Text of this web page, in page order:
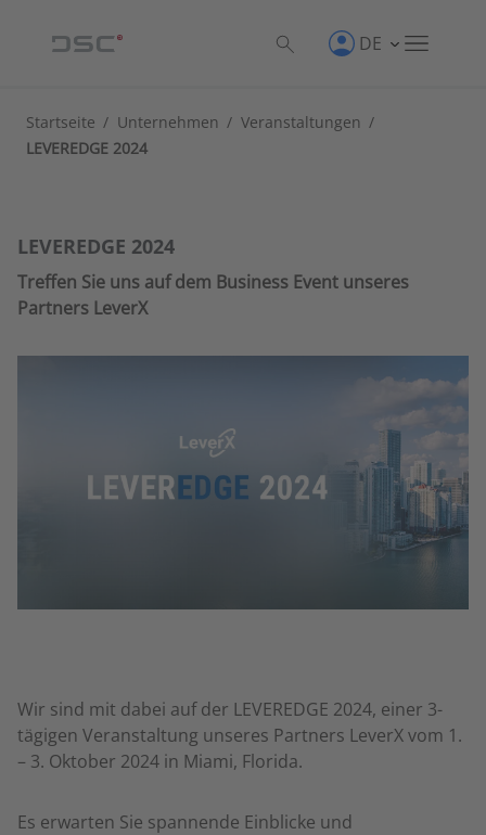
DE
Startseite / Unternehmen / Veranstaltungen /
LEVEREDGE 2024
LEVEREDGE 2024
Treffen Sie uns auf dem Business Event unseres
Partners LeverX
Wir sind mit dabei auf der LEVEREDGE 2024, einer 3-
tägigen Veranstaltung unseres Partners LeverX vom 1.
– 3. Oktober 2024 in Miami, Florida.
Es erwarten Sie spannende Einblicke und